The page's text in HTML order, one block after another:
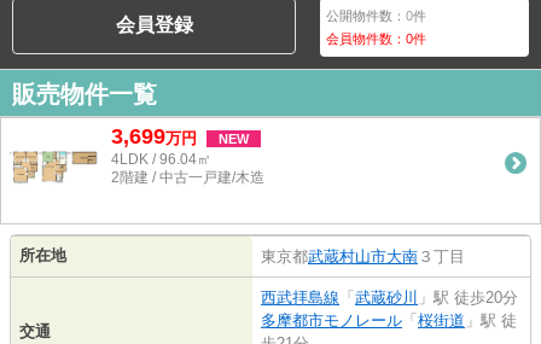
会員登録 公開物件数：0件
会員物件数：0件
販売物件一覧
3,699万円 NEW
4LDK / 96.04㎡
2階建 / 中古一戸建/木造
所在地 東京都武蔵村山市大南 ３丁目
交通
西武拝島線 「 武蔵砂川 」駅 徒歩20分
多摩都市モノレール 「 桜街道 」駅 徒